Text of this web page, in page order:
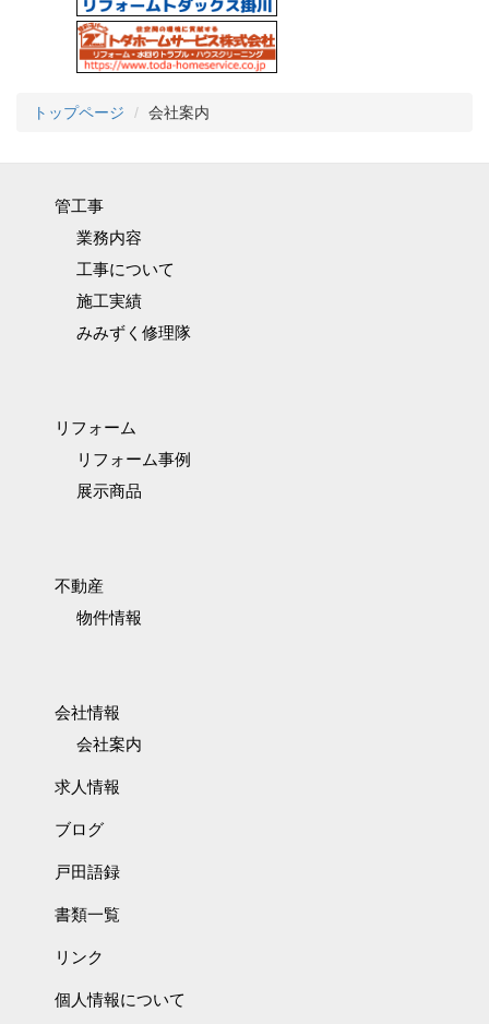
トップページ 会社案内
管工事
業務内容
工事について
施工実績
みみずく修理隊
リフォーム
リフォーム事例
展示商品
不動産
物件情報
会社情報
会社案内
求人情報
ブログ
戸田語録
書類一覧
リンク
個人情報について